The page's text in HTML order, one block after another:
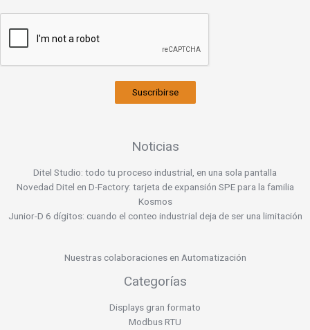
Suscribirse
Noticias
Ditel Studio: todo tu proceso industrial, en una sola pantalla
Novedad Ditel en D-Factory: tarjeta de expansión SPE para la familia
Kosmos
Junior-D 6 dígitos: cuando el conteo industrial deja de ser una limitación
Nuestras colaboraciones en Automatización
Categorías
Displays gran formato
Modbus RTU